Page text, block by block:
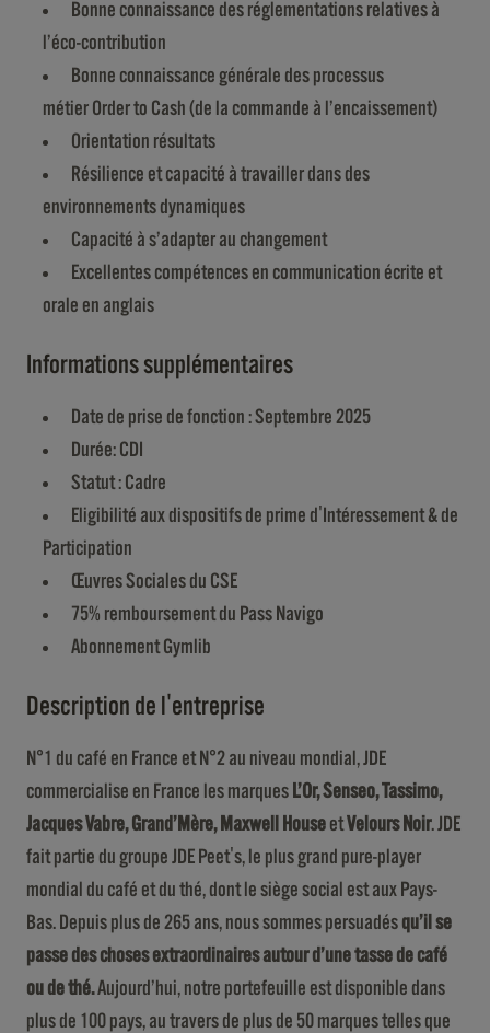
Bonne connaissance des réglementations relatives à
l’éco-contribution
Bonne connaissance générale des processus
métier Order to Cash (de la commande à l’encaissement)
Orientation résultats
Résilience et capacité à travailler dans des
environnements dynamiques
Capacité à s’adapter au changement
Excellentes compétences en communication écrite et
orale en anglais
Informations supplémentaires
Date de prise de fonction : Septembre 2025
Durée: CDI
Statut : Cadre
Eligibilité aux dispositifs de prime d'Intéressement & de
Participation
Œuvres Sociales du CSE
75% remboursement du Pass Navigo
Abonnement Gymlib
Description de l'entreprise
N°1 du café en France et N°2 au niveau mondial, JDE
commercialise en France les marques L’Or, Senseo, Tassimo,
Jacques Vabre, Grand’Mère, Maxwell House etVelours Noir. JDE
fait partie du groupe JDE Peet's, le plus grand pure-player
mondial du café et du thé, dont le siège social est aux Pays-
Bas. Depuis plus de 265 ans, nous sommes persuadés qu’il se
passe des choses extraordinaires autour d’une tasse de café
ou de thé.Aujourd’hui, notre portefeuille est disponible dans
plus de 100 pays, au travers de plus de 50 marques telles que